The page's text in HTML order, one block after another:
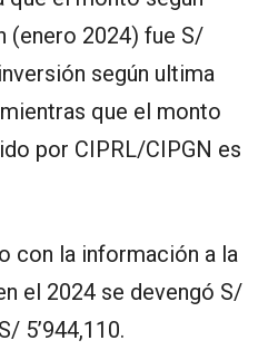
(enero 2024) fue S/
según ultima
que el monto
por CIPRL/CIPGN es
con la información a la
el 2024 se devengó S/
5’944,110.